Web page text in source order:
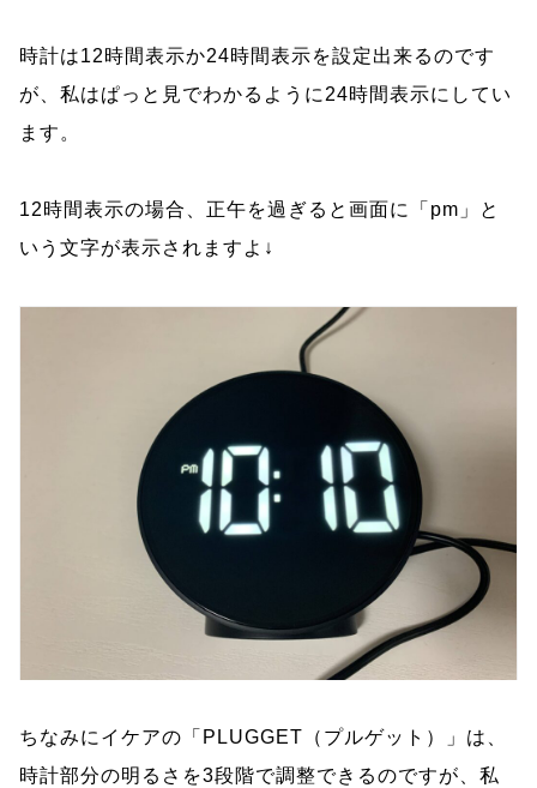
時計は12時間表示か24時間表示を設定出来るのです
が、私はぱっと見でわかるように24時間表示にしてい
ます。
12時間表示の場合、正午を過ぎると画面に「pm」と
いう文字が表示されますよ↓
ちなみにイケアの「PLUGGET（プルゲット）」は、
時計部分の明るさを3段階で調整できるのですが、私